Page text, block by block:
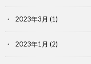
2023年3月 (1)
2023年1月 (2)